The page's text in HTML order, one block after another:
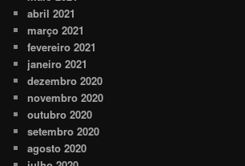
abril 2021
março 2021
fevereiro 2021
janeiro 2021
dezembro 2020
novembro 2020
outubro 2020
setembro 2020
agosto 2020